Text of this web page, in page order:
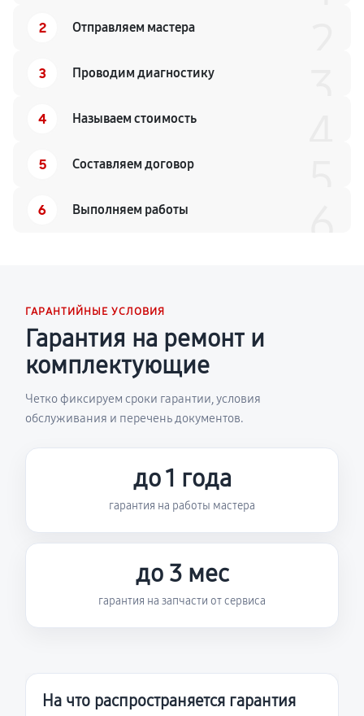
2 Отправляем мастера
3 Проводим диагностику
4 Называем стоимость
5 Составляем договор
6 Выполняем работы
ГАРАНТИЙНЫЕ УСЛОВИЯ
Гарантия на ремонт и
комплектующие
Четко фиксируем сроки гарантии, условия
обслуживания и перечень документов.
до 1 года
гарантия на работы мастера
до 3 мес
гарантия на запчасти от сервиса
На что распространяется гарантия